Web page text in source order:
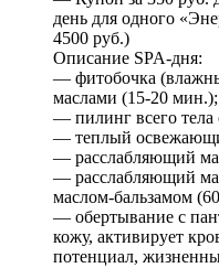
день для одного
4500 руб.)
Описание SPA-дня:
— фитобочка
маслами (15-20 мин.);
— пилинг всего
— теплый
— расслабляющий
— расслабляющий
маслом-бальзамом
— обертывание с
кожу, активирует
потенциал,